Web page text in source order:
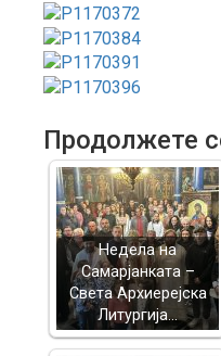
Продолжете
Недела на
Самарјанката –
Света Архиерејска
Литургија…